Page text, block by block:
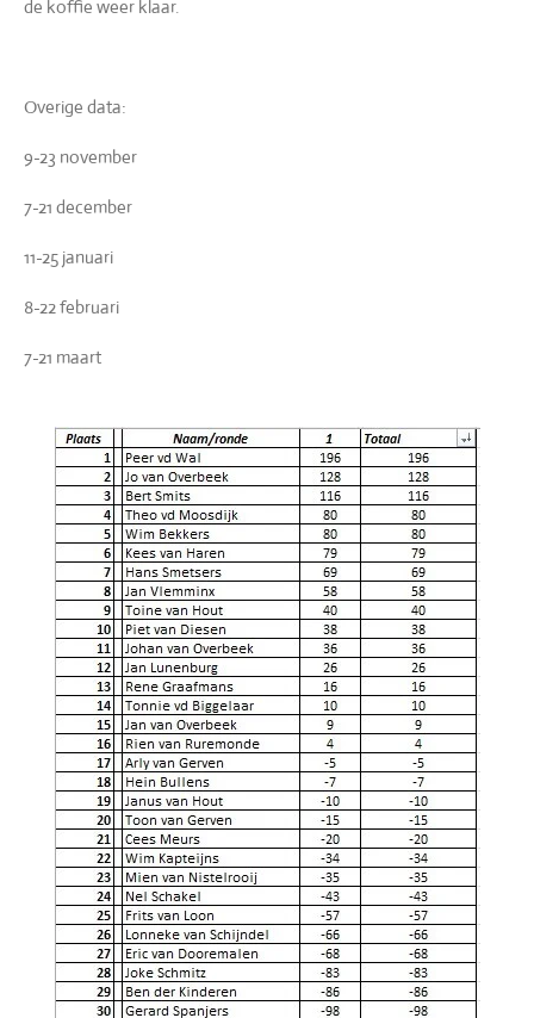
de koffie weer klaar.
Overige data:
9-23 november
7-21 december
11-25 januari
8-22 februari
7-21 maart